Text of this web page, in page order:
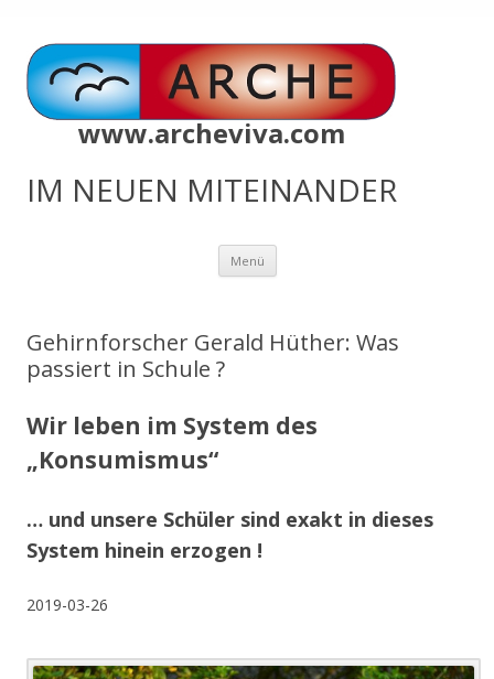
www.archeviva.com
IM NEUEN MITEINANDER
Menü Zum
springen
Gehirnforscher Gerald Hüther: Was
passiert in Schule ?
Wir leben im System des
„Konsumismus“
… und unsere Schüler sind exakt in dieses
System hinein erzogen !
2019-03-26